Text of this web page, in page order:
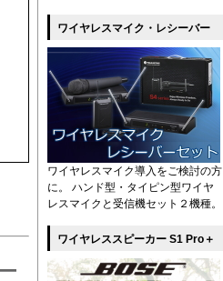
ワイヤレスマイク・レシーバー
ワイヤレスマイク導入をご検討の方
に。 ハンド型・タイピン型ワイヤ
レスマイクと受信機セット２機種。
ワイヤレススピーカー S1 Pro＋